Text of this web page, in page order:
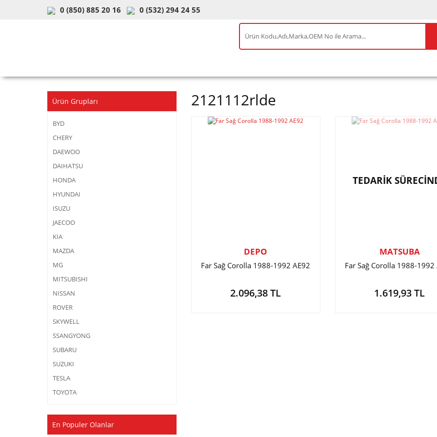
0 (850) 885 20 16 0 (532) 294 24 55
Ürün Grupları
BYD
CHERY
DAEWOO
DAIHATSU
HONDA
HYUNDAI
ISUZU
JAECOO
KIA
MAZDA
MG
MITSUBISHI
NISSAN
ROVER
SKYWELL
SSANGYONG
SUBARU
SUZUKI
TESLA
TOYOTA
En Populer Olanlar
2121112rlde
DEPO
Far Sağ Corolla 1988-1992 AE92
2.096,38 TL
TEDARİK
MATSUBA
Far Sağ Corolla 1988-1992
1.619,93 TL